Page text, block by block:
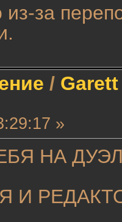
из-за
/
»
НА
И